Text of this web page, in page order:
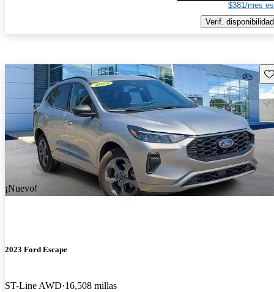
$381/mes
Verif. disponibilidad
¡Nuevo!
2023 Ford Escape
ST-Line AWD 16,508 millas